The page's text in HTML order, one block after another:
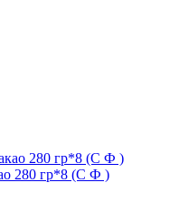
280 гр*8 (С Ф )